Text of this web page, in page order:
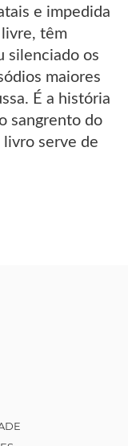
e impedida
têm
silenciado os
maiores
É a história
sangrento do
serve de